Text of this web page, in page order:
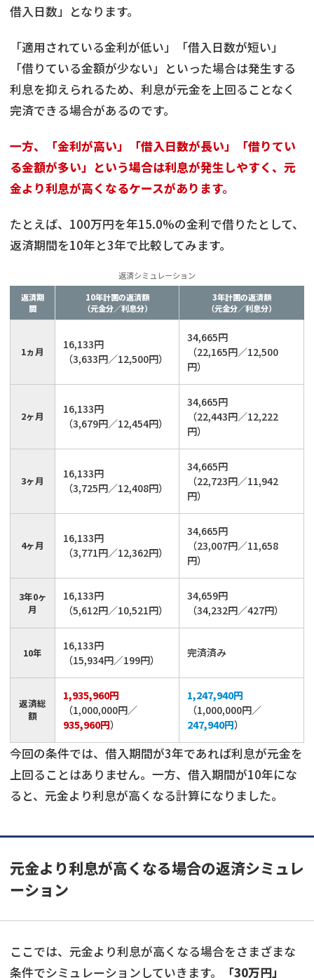
借入日数」となります。
「適用されている金利が低い」「借入日数が短い」
「借りている金額が少ない」といった場合は発生する
利息を抑えられるため、利息が元金を上回ることなく
完済できる場合があるのです。
一方、「金利が高い」「借入日数が長い」「借りてい
る金額が多い」という場合は利息が発生しやすく、元
金より利息が高くなるケースがあります。
たとえば、100万円を年15.0%の金利で借りたとして、
返済期間を10年と3年で比較してみます。
返済シミュレーション
返済期
間
10年計画の返済額
（元金分／利息分）
3年計画の返済額
（元金分／利息分）
1ヵ月
16,133円
（3,633円／12,500円）
34,665円
（22,165円／12,500
円）
2ヶ月
16,133円
（3,679円／12,454円）
34,665円
（22,443円／12,222
円）
3ヶ月
16,133円
（3,725円／12,408円）
34,665円
（22,723円／11,942
円）
4ヶ月
16,133円
（3,771円／12,362円）
34,665円
（23,007円／11,658
円）
3年0ヶ
月
16,133円
（5,612円／10,521円）
34,659円
（34,232円／427円）
10年
16,133円
（15,934円／199円）
完済済み
返済総
額
1,935,960円
（1,000,000円／
935,960円）
1,247,940円
（1,000,000円／
247,940円）
今回の条件では、借入期間が3年であれば利息が元金を
上回ることはありません。一方、借入期間が10年にな
ると、元金より利息が高くなる計算になりました。
元金より利息が高くなる場合の返済シミュレ
ーション
ここでは、元金より利息が高くなる場合をさまざまな
条件でシミュレーションしていきます。
「30万円」